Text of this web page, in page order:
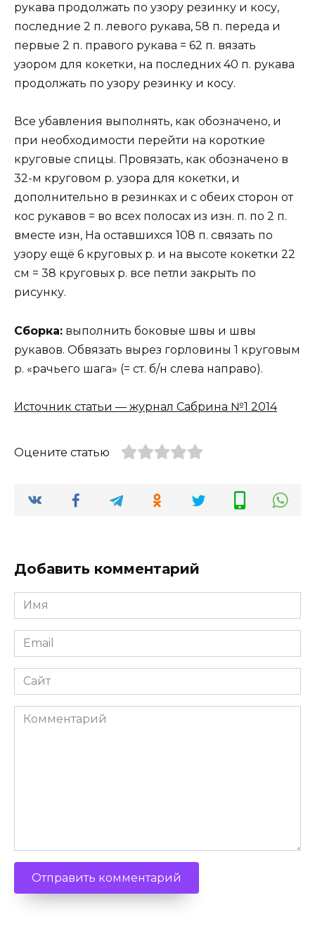
рукава продолжать по узору резинку и косу,
последние 2 п. левого рукава, 58 п. переда и
первые 2 п. правого рукава = 62 п. вязать
узором для кокетки, на последних 40 п. рукава
продолжать по узору резинку и косу.
Все убавления выполнять, как обозначено, и
при необходимости перейти на короткие
круговые спицы. Провязать, как обозначено в
32-м круговом р. узора для кокетки, и
дополнительно в резинках и с обеих сторон от
кос рукавов = во всех полосах из изн. п. по 2 п.
вместе изн, На оставшихся 108 п. связать по
узору ещё 6 круговых р. и на высоте кокетки 22
см = 38 круговых р. все петли закрыть по
рисунку.
Сборка: выполнить боковые швы и швы
рукавов. Обвязать вырез горловины 1 круговым
р. «рачьего шага» (= ст. б/н слева направо).
Источник статьи — журнал Сабрина №1 2014
Оцените статью
Добавить комментарий
Имя
Email
Сайт
Комментарий